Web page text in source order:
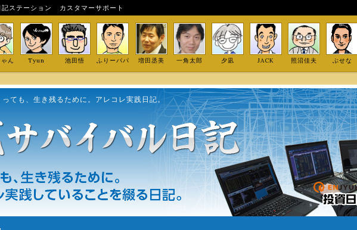
ステーション カスタマーサポート
ん Tyun 池田悟 ふりーパパ 増田丞美 一角太郎 夕凪 JACK 照沼佳夫 ぶせな
ても、生き残るために。アレコレ実践日記。